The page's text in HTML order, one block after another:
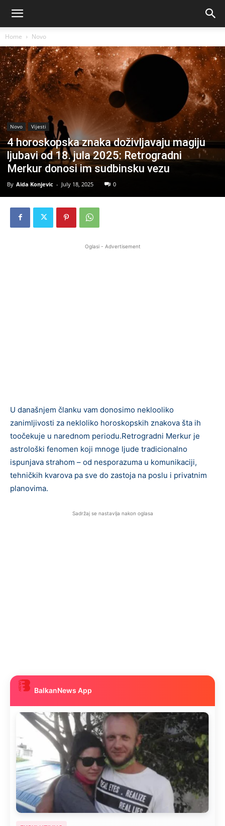
Home Novo
Novo Vijesti
4 horoskopska znaka doživljavaju magiju
ljubavi od 18. jula 2025: Retrogradni
Merkur donosi im sudbinsku vezu
By Aida Konjevic - July 18, 2025 0
Oglasi - Advertisement
U današnjem članku vam donosimo neklooliko
zanimljivosti za nekloliko horoskopskih znakova šta ih
toočekuje u narednom periodu.Retrogradni Merkur je
astrološki fenomen koji mnoge ljude tradicionalno
ispunjava strahom – od nesporazuma u komunikaciji,
tehničkih kvarova pa sve do zastoja na poslu i privatnim
planovima.
Sadržaj se nastavlja nakon oglasa
BalkanNews App